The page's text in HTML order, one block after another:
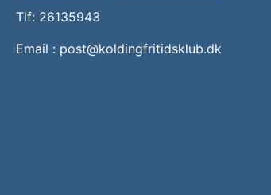
Tlf: 26135943
Email : post@koldingfritidsklub.dk